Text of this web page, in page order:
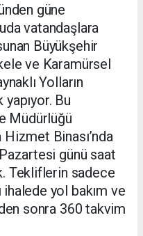
güne
vatandaşlara
Büyükşehir
ve Karamürsel
Yolların
Bu
Müdürlüğü
Binası’nda
günü saat
Tekliflerin sadece
ihalede yol bakım ve
sonra 360 takvim